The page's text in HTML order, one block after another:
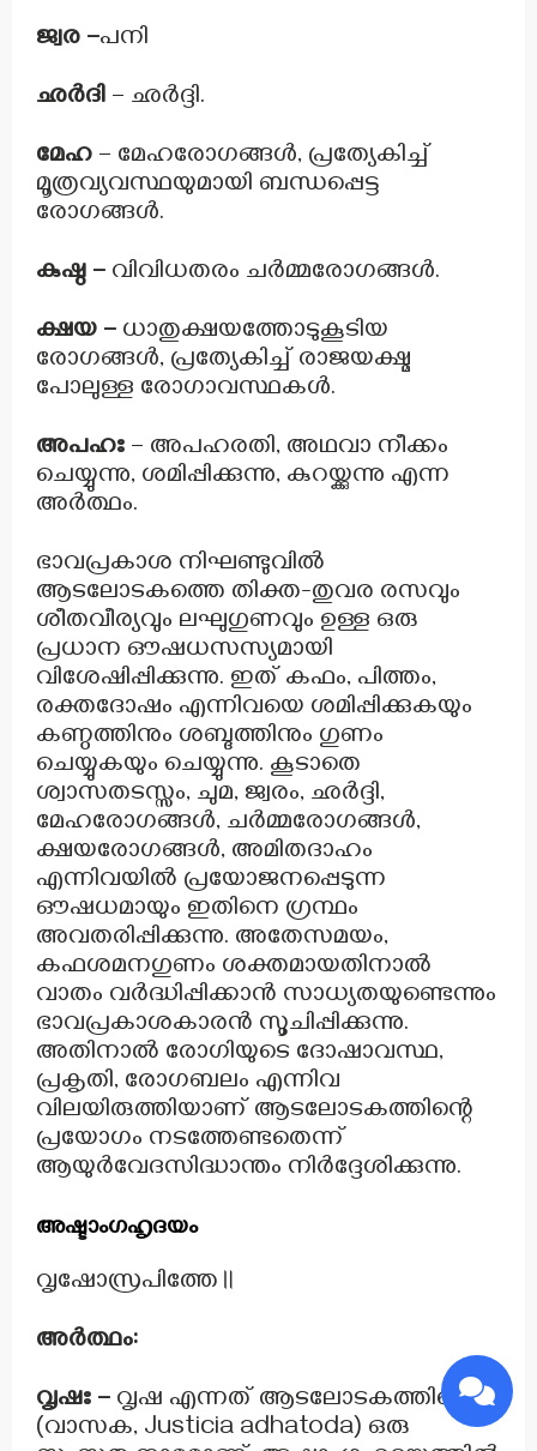
ജ്വര –പനി
ഛർദി – ഛർദ്ദി.
മേഹ – മേഹരോഗങ്ങൾ, പ്രത്യേകിച്ച്
മൂത്രവ്യവസ്ഥയുമായി ബന്ധപ്പെട്ട
രോഗങ്ങൾ.
കുഷ്ഠ – വിവിധതരം ചർമ്മരോഗങ്ങൾ.
ക്ഷയ – ധാതുക്ഷയത്തോടുകൂടിയ
രോഗങ്ങൾ, പ്രത്യേകിച്ച് രാജയക്ഷ്മ
പോലുള്ള രോഗാവസ്ഥകൾ.
അപഹഃ – അപഹരതി, അഥവാ നീക്കം
ചെയ്യുന്നു, ശമിപ്പിക്കുന്നു, കുറയ്ക്കുന്നു എന്ന
അർത്ഥം.
ഭാവപ്രകാശ നിഘണ്ടുവിൽ
ആടലോടകത്തെ തിക്ത-തുവര രസവും
ശീതവീര്യവും ലഘുഗുണവും ഉള്ള ഒരു
പ്രധാന ഔഷധസസ്യമായി
വിശേഷിപ്പിക്കുന്നു. ഇത് കഫം, പിത്തം,
രക്തദോഷം എന്നിവയെ ശമിപ്പിക്കുകയും
കണ്ഠത്തിനും ശബ്ദത്തിനും ഗുണം
ചെയ്യുകയും ചെയ്യുന്നു. കൂടാതെ
ശ്വാസതടസ്സം, ചുമ, ജ്വരം, ഛർദ്ദി,
മേഹരോഗങ്ങൾ, ചർമ്മരോഗങ്ങൾ,
ക്ഷയരോഗങ്ങൾ, അമിതദാഹം
എന്നിവയിൽ പ്രയോജനപ്പെടുന്ന
ഔഷധമായും ഇതിനെ ഗ്രന്ഥം
അവതരിപ്പിക്കുന്നു. അതേസമയം,
കഫശമനഗുണം ശക്തമായതിനാൽ
വാതം വർദ്ധിപ്പിക്കാൻ സാധ്യതയുണ്ടെന്നും
ഭാവപ്രകാശകാരൻ സൂചിപ്പിക്കുന്നു.
അതിനാൽ രോഗിയുടെ ദോഷാവസ്ഥ,
പ്രകൃതി, രോഗബലം എന്നിവ
വിലയിരുത്തിയാണ് ആടലോടകത്തിന്റെ
പ്രയോഗം നടത്തേണ്ടതെന്ന്
ആയുർവേദസിദ്ധാന്തം നിർദ്ദേശിക്കുന്നു.
അഷ്ടാംഗഹൃദയം
വൃഷോസ്രപിത്തേ॥
അർത്ഥം:
വൃഷഃ – വൃഷ എന്നത് ആടലോടകത്തിന്റെ
(വാസക, Justicia adhatoda) ഒരു